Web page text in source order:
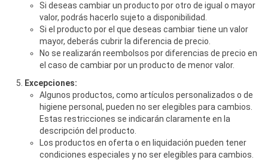
Si deseas cambiar un producto por otro de igual o mayor
valor, podrás hacerlo sujeto a disponibilidad.
Si el producto por el que deseas cambiar tiene un valor
mayor, deberás cubrir la diferencia de precio.
No se realizarán reembolsos por diferencias de precio en
el caso de cambiar por un producto de menor valor.
Excepciones:
Algunos productos, como artículos personalizados o de
higiene personal, pueden no ser elegibles para cambios.
Estas restricciones se indicarán claramente en la
descripción del producto.
Los productos en oferta o en liquidación pueden tener
condiciones especiales y no ser elegibles para cambios.